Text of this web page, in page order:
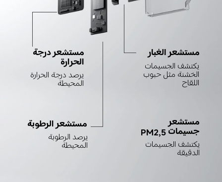
مستشعر درجة
الحرارة
يرصد درجة الحرارة
المحيطة
مستشعر الغبار
يكتشف الجسيمات
الخشنة مثل حبوب
اللقاح
مستشعر
جسيمات PM2,5
يكتشف الجسيمات
الدقيقة
مستشعر الرطوبة
يرصد الرطوبة
المحيطة